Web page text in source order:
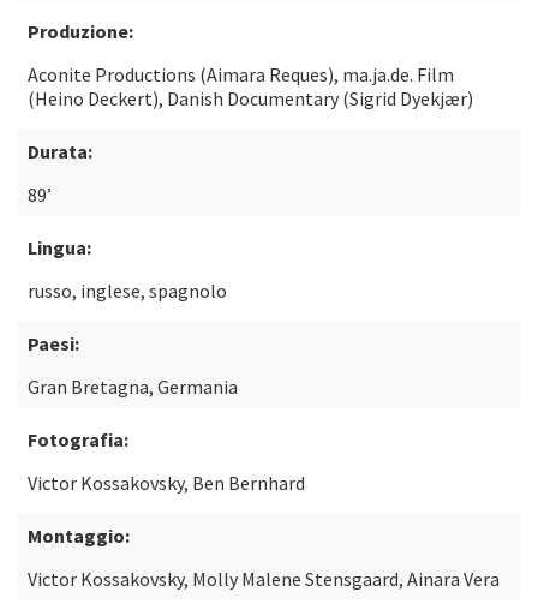
Produzione:
Aconite Productions (Aimara Reques), ma.ja.de. Film
(Heino Deckert), Danish Documentary (Sigrid Dyekjær)
Durata:
89’
Lingua:
russo, inglese, spagnolo
Paesi:
Gran Bretagna, Germania
Fotografia:
Victor Kossakovsky, Ben Bernhard
Montaggio:
Victor Kossakovsky, Molly Malene Stensgaard, Ainara Vera